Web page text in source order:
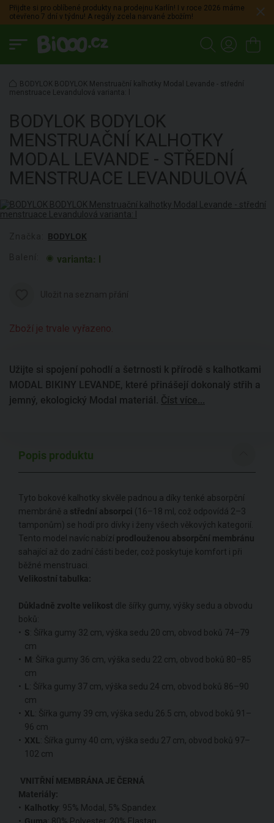
Přijdte si pro oblíbené produkty na prodejnu Karlín! I v roce 2026 máme
otevřeno 7 dní v týdnu! A regály zcela narvané zbožím!
BODYLOK BODYLOK Menstruační kalhotky Modal Levande - střední
menstruace Levandulová varianta: l
BODYLOK BODYLOK
MENSTRUAČNÍ KALHOTKY
MODAL LEVANDE - STŘEDNÍ
MENSTRUACE LEVANDULOVÁ
BODYLOK
varianta: l
Zboží je trvale vyřazeno.
Užijte si spojení pohodlí a šetrnosti k přírodě s kalhotkami
MODAL BIKINY LEVANDE, které přinášejí dokonalý střih a
jemný, ekologický Modal materiál. Číst více...
Popis produktu
Tyto bokové kalhotky skvěle padnou a díky tenké absorpční
membráně a střední absorpci (16–18 ml, což odpovídá 2–3
tamponům) se hodí pro dívky i ženy všech věkových kategorií.
Tento model navíc nabízí prodlouženou absorpční membránu
sahající až do zadní části beder, což poskytuje komfort i při
běžné menstruaci.
Velikostní tabulka:
Důkladně zvolte velikost dle šířky gumy, výšky sedu a obvodu
boků:
S: Šířka gumy 32 cm, výška sedu 20 cm, obvod boků 74–79
cm
M: Šířka gumy 36 cm, výška sedu 22 cm, obvod boků 80–85
cm
L : Šířka gumy 37 cm, výška sedu 24 cm, obvod boků 86–90
cm
XL : Šířka gumy 39 cm, výška sedu 26.5 cm, obvod boků 91–
96 cm
XXL : Šířka gumy 40 cm, výška sedu 27 cm, obvod boků 97–
102 cm
VNITŘNÍ MEMBRÁNA JE ČERNÁ
Materiály:
Kalhotky: 95% Modal, 5% Spandex